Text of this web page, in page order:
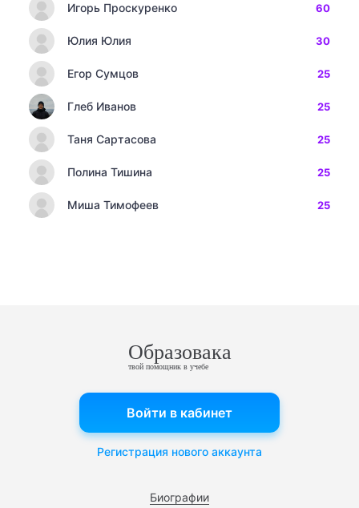
Игорь Проскуренко 60
Юлия Юлия 30
Егор Сумцов 25
Глеб Иванов 25
Таня Сартасова 25
Полина Тишина 25
Миша Тимофеев 25
Образовака
твой помощник в учебе
Биографии
Войти в кабинет
Регистрация нового аккаунта